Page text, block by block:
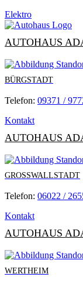
Elektro
AUTOHAUS
BÜRGSTADT
Telefon: 09371 /
Kontakt
AUTOHAUS
GROSSWALLSTADT
Telefon: 06022 /
Kontakt
AUTOHAUS
WERTHEIM